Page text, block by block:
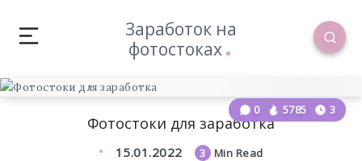
Заработок на
фотостоках
0 5785 3
Фотостоки для заработка
15.01.2022 3 Min Read